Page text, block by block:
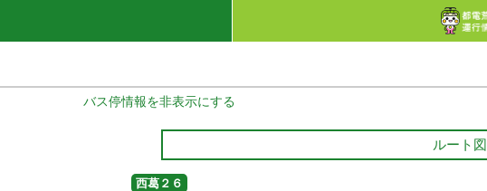
バス停情報を非表示にする
ルート図
西葛２６